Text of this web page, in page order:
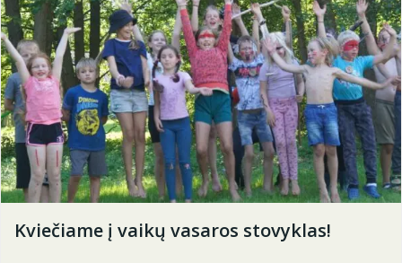
Kviečiame į vaikų vasaros stovyklas!